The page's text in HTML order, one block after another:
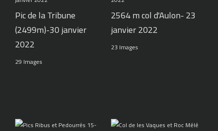
Pic de la Tribune
(2499m)-30 janvier
2022
29 Images
2564 m col d'Aulon- 23
janvier 2022
23 Images